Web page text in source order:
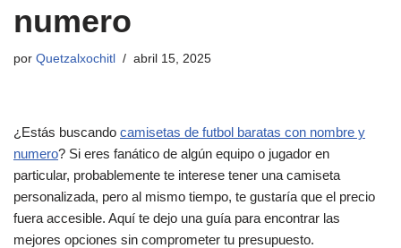
numero
por Quetzalxochitl abril 15, 2025
¿Estás buscando camisetas de futbol baratas con nombre y
numero? Si eres fanático de algún equipo o jugador en
particular, probablemente te interese tener una camiseta
personalizada, pero al mismo tiempo, te gustaría que el precio
fuera accesible. Aquí te dejo una guía para encontrar las
mejores opciones sin comprometer tu presupuesto.